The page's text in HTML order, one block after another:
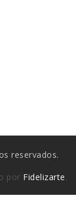
reservados.
por Fidelizarte.